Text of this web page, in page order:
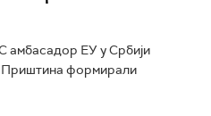
амбасадор ЕУ у Србији
Приштина формирали